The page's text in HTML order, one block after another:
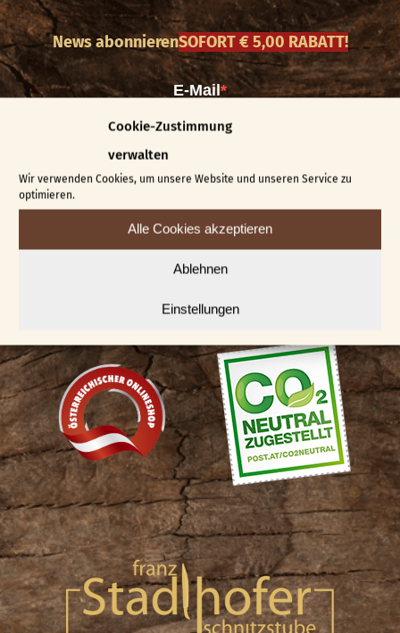
Cookie-Zustimmung
verwalten
Wir verwenden Cookies, um unsere Website und unseren Service zu
optimieren.
Alle Cookies akzeptieren
Ablehnen
Einstellungen
News abonnierenSOFORT € 5,00 RABATT!
*Den Rabatt-Code erhalten Sie direkt nach erfolgreicher
und nur einmal einlösbar pro Kunde. Ausgenommen sind
Angebote, Kurse, Gutscheine sowie die Kombination mit anderen
Rabatten. Informationen wie wir mit Ihren Daten umgehen finden